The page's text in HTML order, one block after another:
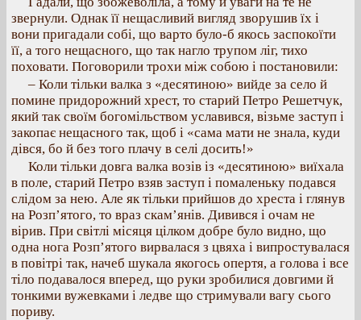
звернули. Однак її нещасливий вигляд зворушив їх і
вони пригадали собі, що варто було-б якось заспокоїти
її, а того нещасного, що так нагло трупом ліг, тихо
поховати. Поговорили трохи між собою і постановили:
– Коли тільки валка з «десятиною» вийде за село й
помине придорожний хрест, то старий Петро Решетчук,
який так своїм богомільством уславився, візьме заступ і
закопає нещасного так, щоб і «сама мати не знала, куди
дівся, бо й без того плачу в селі досить!»
Коли тільки довга валка возів із «десятиною» виїхала
в поле, старий Петро взяв заступ і помаленьку подався
слідом за нею. Але як тільки прийшов до хреста і глянув
на Розп’ятого, то враз скам’янів. Дивився і очам не
вірив. При світлі місяця цілком добре було видно, що
одна нога Розп’ятого вирвалася з цвяха і випростувалася
в повітрі так, начеб шукала якогось опертя, а голова і все
тіло подавалося вперед, що руки зробилися довгими й
тонкими вужевками і ледве що стримували вагу сього
пориву.